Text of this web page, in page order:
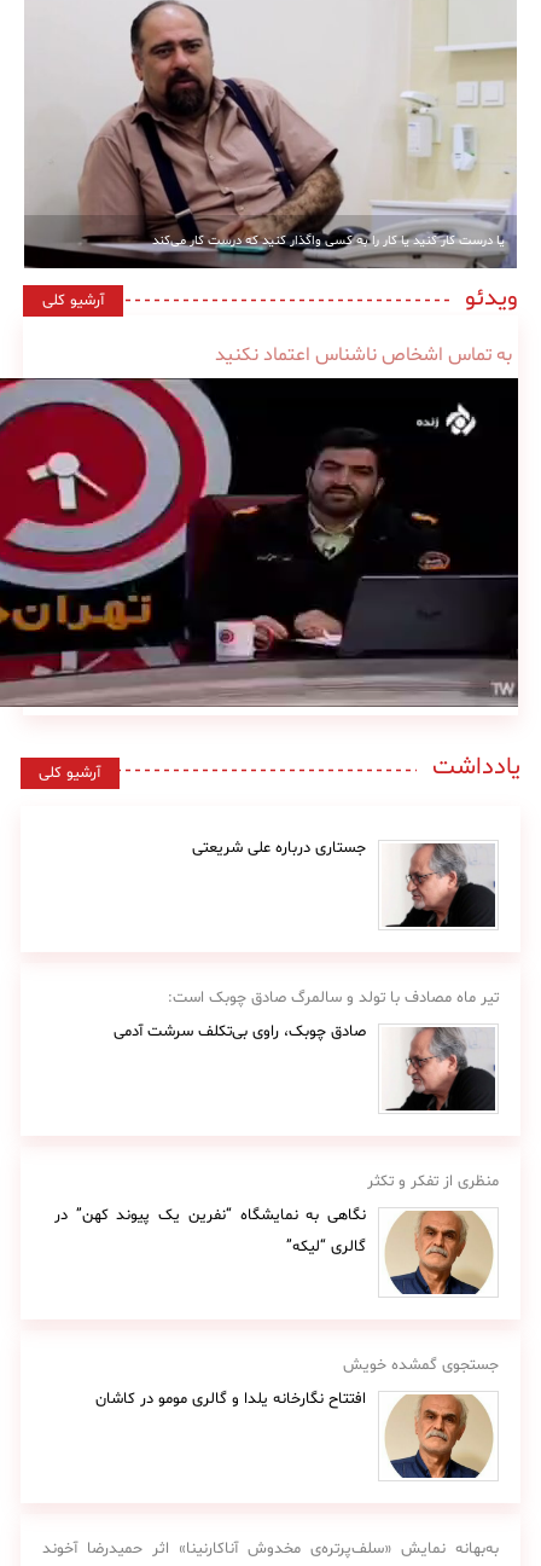
یا درست کار کنید یا کار را به کسی واگذار کنید که درست کار می‌کند
ویدئو آرشیو کلی
به تماس اشخاص ناشناس اعتماد نکنید
یادداشت آرشیو کلی
جستاری درباره علی شریعتی
تیر ماه مصادف با تولد و سالمرگ صادق چوبک است:
صادق چوبک، راوی بی‌تکلف سرشت آدمی
منظری از تفکر و تکثر
نگاهی به نمایشگاه “نفرین یک پیوند کهن” در
گالری “لیکه”
جستجوی گمشده خویش
افتتاح نگارخانه یلدا و گالری مومو در کاشان
به‌بهانه نمایش «سلف‌پرتره‌ی مخدوش آناکارنینا» اثر حمیدرضا آخوند